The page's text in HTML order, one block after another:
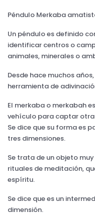
Péndulo Merkaba
Un péndulo es definido
identificar centros o
animales, minerales o
Desde hace muchos
herramienta de
El merkaba o merkabah
vehículo para captar
Se dice que su forma es
tres dimensiones.
Se trata de un objeto
rituales de meditación,
espíritu.
Se dice que es un
dimensión.